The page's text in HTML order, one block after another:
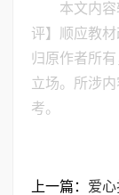
本文内
评】顺应教
归原作者所
立场。所涉
考。
上一篇： 爱